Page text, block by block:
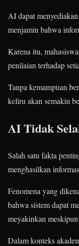
AI dapat
menjamin bahwa
Karena itu,
penilaian terhadap
Tanpa kemampuan
keliru akan semakin
AI Tidak
Salah satu fakta
menghasilkan
Fenomena yang
bahwa sistem dapat
meyakinkan
Dalam konteks